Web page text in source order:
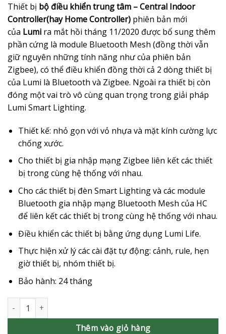
Thiết bị bộ điều khiển trung tâm – Central Indoor
Controller(hay Home Controller) phiên bản mới
của Lumi ra mắt hồi tháng 11/2020 được bổ sung thêm
phần cứng là module Bluetooth Mesh (đồng thời vẫn
giữ nguyên những tính năng như của phiên bản
Zigbee), có thể điều khiển đồng thời cả 2 dòng thiết bị
của Lumi là Bluetooth và Zigbee. Ngoài ra thiết bị còn
đóng một vai trò vô cùng quan trọng trong giải pháp
Lumi Smart Lighting.
Thiết kế: nhỏ gọn với vỏ nhựa và mặt kính cường lực
chống xước.
Cho thiết bị gia nhập mạng Zigbee liên kết các thiết
bị trong cùng hệ thống với nhau.
Cho các thiết bị đèn Smart Lighting và các module
Bluetooth gia nhập mạng Bluetooth Mesh của HC
để liên kết các thiết bị trong cùng hệ thống với nhau.
Điều khiển các thiết bị bằng ứng dụng Lumi Life.
Thực hiện xử lý các cài đặt tự động: cảnh, rule, hẹn
giờ thiết bị, nhóm thiết bị.
Bảo hành: 24 tháng
Bộ điều khiển trung tâm (Hỗ trợ Lumi Smart Lighting) số lượng
Thêm vào giỏ hàng